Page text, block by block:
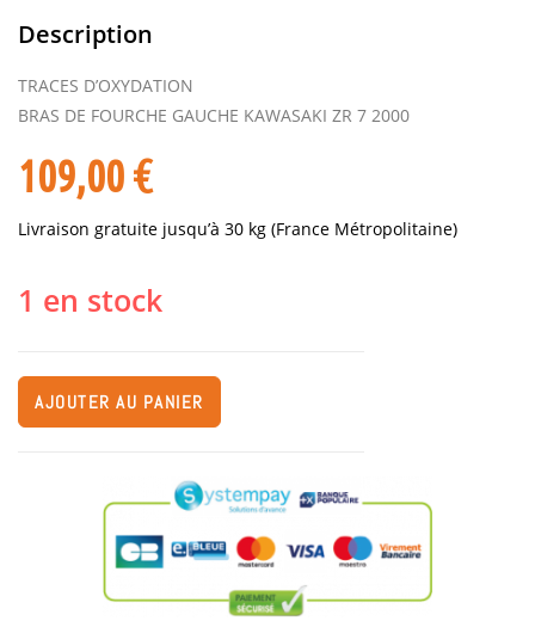
Description
TRACES D’OXYDATION
BRAS DE FOURCHE GAUCHE KAWASAKI ZR 7 2000
109,00€
Livraison gratuite jusqu’à 30 kg (France Métropolitaine)
1 en stock
AJOUTER AU PANIER